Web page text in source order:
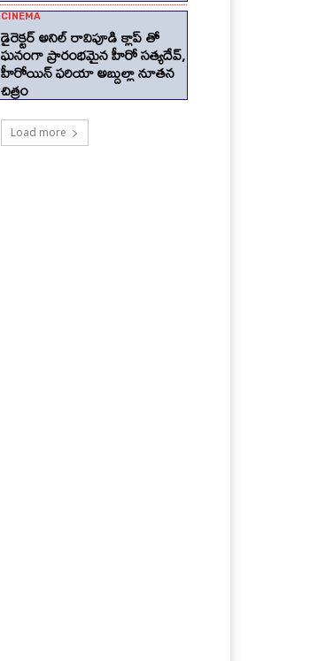
CINEMA
డైరెక్టర్ అనిల్ రావిపూడి క్లాప్ తో
ఘనంగా ప్రారంభమైన హీరో సత్యదేవ్,
హీరోయిన్ ఫరియా అబ్దుల్లా నూతన
చిత్రం
Load more